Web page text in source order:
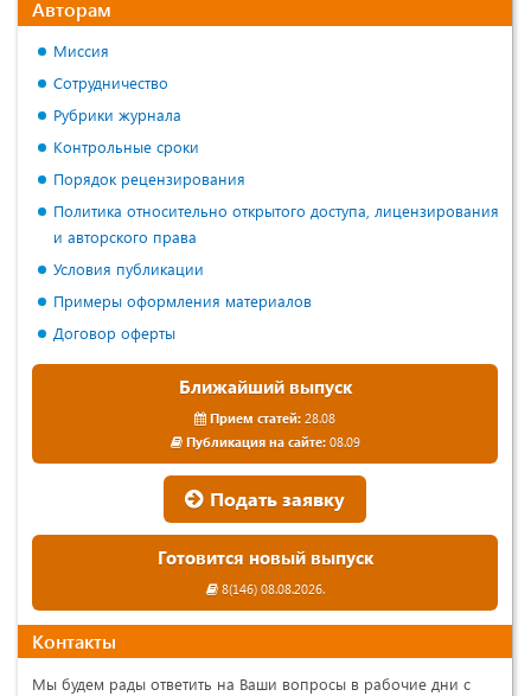
Авторам
Миссия
Сотрудничество
Рубрики журнала
Контрольные сроки
Порядок рецензирования
Политика относительно открытого доступа, лицензирования
и авторского права
Условия публикации
Примеры оформления материалов
Договор оферты
Ближайший выпуск
Прием статей: 28.08
Публикация на сайте:08.09
Подать заявку
Готовится новый выпуск
8(146) 08.08.2026.
Контакты
Мы будем рады ответить на Ваши вопросы в рабочие дни с